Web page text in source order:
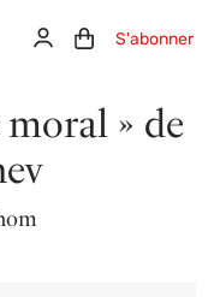
ConnexionPanier (0)
S'abonner
» de